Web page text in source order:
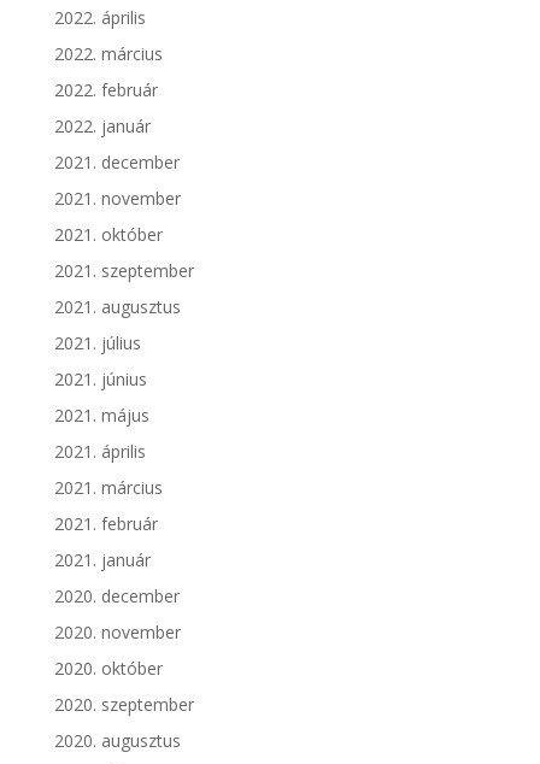
2022. április
2022. március
2022. február
2022. január
2021. december
2021. november
2021. október
2021. szeptember
2021. augusztus
2021. július
2021. június
2021. május
2021. április
2021. március
2021. február
2021. január
2020. december
2020. november
2020. október
2020. szeptember
2020. augusztus